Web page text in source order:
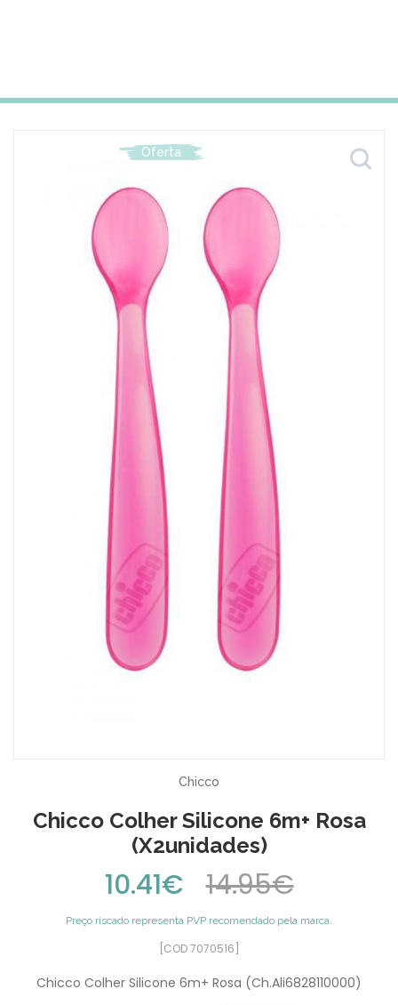
Oferta
Chicco
Chicco Colher Silicone 6m+ Rosa
(x2unidades)
10.41€ 14.95€
Preço riscado representa PVP recomendado pela marca.
[COD 7070516]
Chicco Colher Silicone 6m+ Rosa (Ch.Ali6828110000)